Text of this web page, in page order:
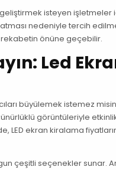
isteyen işletmeler
nedeniyle tercih
önüne geçebilir.
Led
büyülemek istemez
görüntüleriyle
ekran kiralama
çeşitli seçenekler sunar.